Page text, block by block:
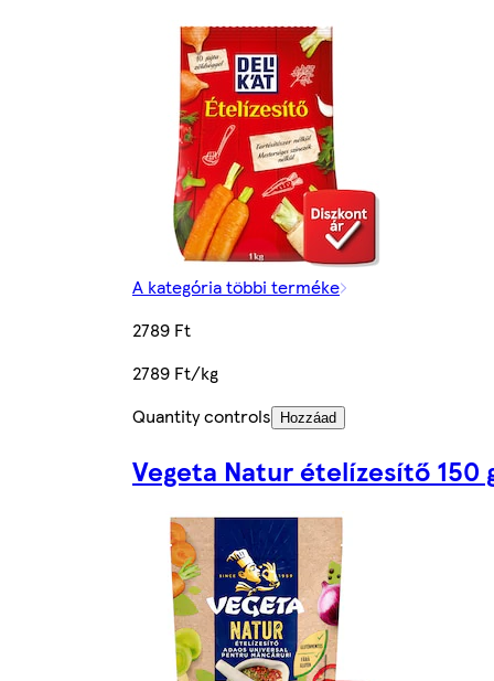
A kategória többi terméke
2789 Ft
2789 Ft/kg
Quantity controls
Hozzáad
Vegeta Natur ételízesítő 150